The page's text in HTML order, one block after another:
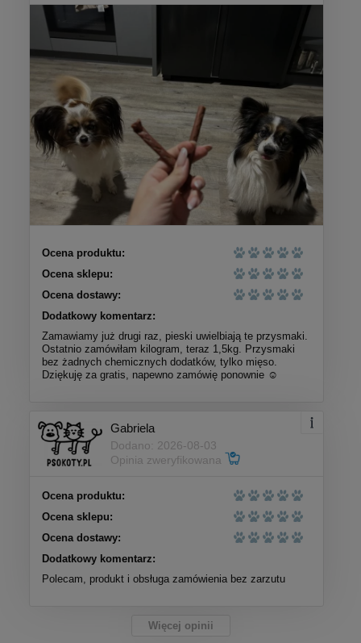
Ocena produktu:
Ocena sklepu:
Ocena dostawy:
Dodatkowy komentarz:
Zamawiamy już drugi raz, pieski uwielbiają te przysmaki.
Ostatnio zamówiłam kilogram, teraz 1,5kg. Przysmaki
bez żadnych chemicznych dodatków, tylko mięso.
Dziękuję za gratis, napewno zamówię ponownie ☺️
Gabriela
Dodano: 2026-08-03
Opinia zweryfikowana
Ocena produktu:
Ocena sklepu:
Ocena dostawy:
Dodatkowy komentarz:
Polecam, produkt i obsługa zamówienia bez zarzutu
Więcej opinii